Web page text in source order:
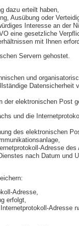
dazu erteilt haben,
Ausübung oder
Interesse an der
eine gesetzliche
mit Ihnen
Servern gehostet.
und
Datensicherheit
elektronischen Post
und die
des elektronischen
Adresse des
nach Datum und
Adresse,
erfolgt,
Adresse